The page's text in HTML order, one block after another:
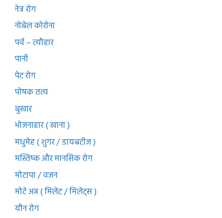
नेत्र रोग
नोबेल कोरोना
पर्व – त्यौहार
पानी
पेट रोग
पोषक तत्व
बुखार
भोजनाहार ( खाना )
मधुमेह ( शुगर / डायबटीज )
मस्तिष्क और मानसिक रोग
मोटापा / वजन
मोटे अन्न ( मिलेट / मिलेट्स )
यौन रोग